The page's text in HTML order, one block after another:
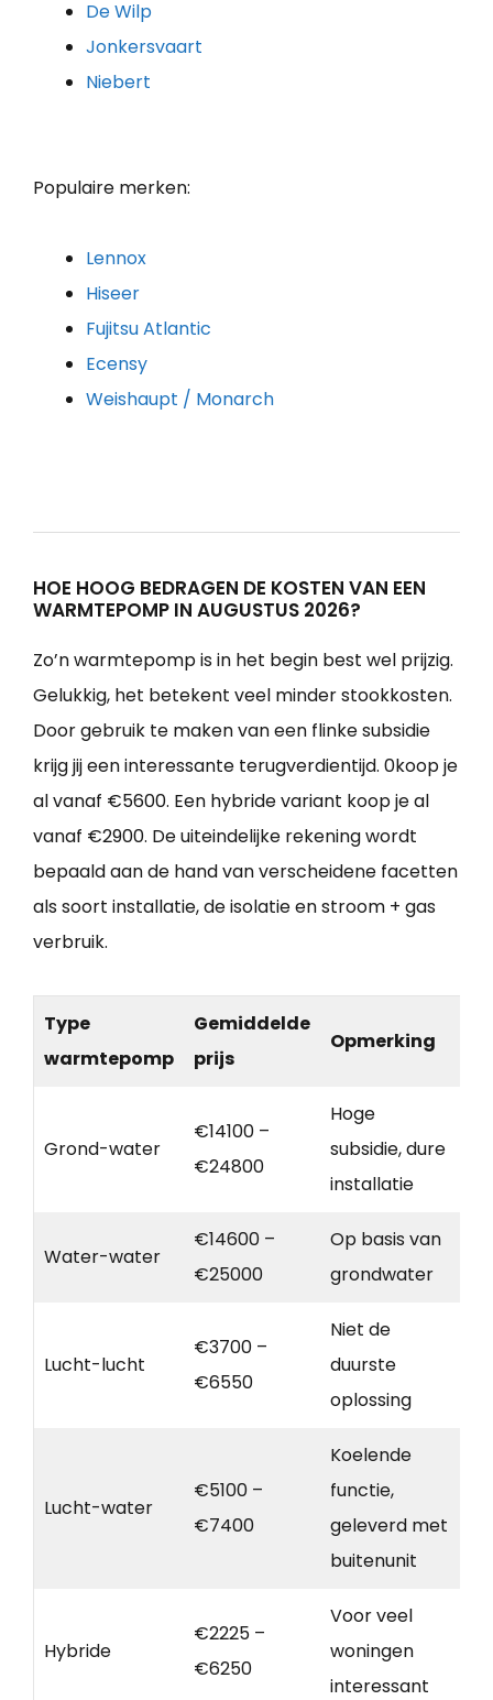
De Wilp
Jonkersvaart
Niebert
Populaire merken:
Lennox
Hiseer
Fujitsu Atlantic
Ecensy
Weishaupt / Monarch
HOE HOOG BEDRAGEN DE KOSTEN VAN EEN
WARMTEPOMP IN AUGUSTUS 2026?
Zo’n warmtepomp is in het begin best wel prijzig.
Gelukkig, het betekent veel minder stookkosten.
Door gebruik te maken van een flinke subsidie
krijg jij een interessante terugverdientijd. 0koop je
al vanaf €5600. Een hybride variant koop je al
vanaf €2900. De uiteindelijke rekening wordt
bepaald aan de hand van verscheidene facetten
als soort installatie, de isolatie en stroom + gas
verbruik.
Type
warmtepomp
Gemiddelde
prijs
Opmerking
Grond-water
€14100 –
€24800
Hoge
subsidie, dure
installatie
Water-water
€14600 –
€25000
Op basis van
grondwater
Lucht-lucht
€3700 –
€6550
Niet de
duurste
oplossing
Lucht-water
€5100 –
€7400
Koelende
functie,
geleverd met
buitenunit
Hybride
€2225 –
€6250
Voor veel
woningen
interessant